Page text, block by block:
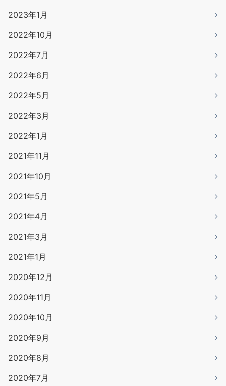
2023年1月
2022年10月
2022年7月
2022年6月
2022年5月
2022年3月
2022年1月
2021年11月
2021年10月
2021年5月
2021年4月
2021年3月
2021年1月
2020年12月
2020年11月
2020年10月
2020年9月
2020年8月
2020年7月